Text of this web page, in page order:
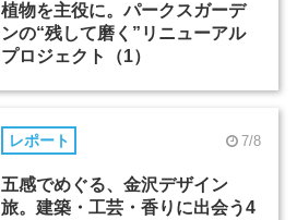
植物を主役に。パークスガーデ
ンの“残して磨く”リニューアル
プロジェクト（1）
レポート 7/8
五感でめぐる、金沢デザイン
旅。建築・工芸・香りに出会う4